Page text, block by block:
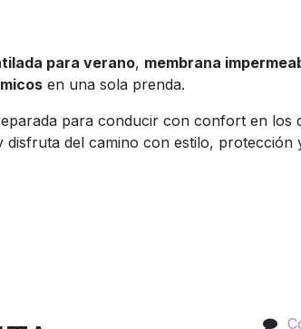
para verano, membrana
en una sola prenda.
para conducir con confort en los
del camino con estilo, protección